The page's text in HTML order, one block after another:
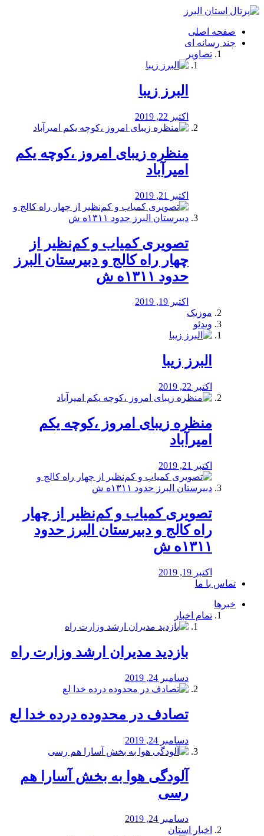
فصد
شرق
تهران
خشکشویی
صفحه اصلی
چند رسانه ای
تصاویر
البرز زیبا
اکتبر 22, 2019
منظره‌‌ زیبای امروز ،کوچه یکم
امیرآباد
اکتبر 21, 2019
️تصویری کمیاب و کم‌نظیر از
چهار راه كالج و دبيرستان البرز
حدود ۱۳۱۱ه ش
اکتبر 19, 2019
موزیک
ویدئو
البرز زیبا
اکتبر 22, 2019
منظره‌‌ زیبای امروز ،کوچه یکم
امیرآباد
اکتبر 21, 2019
️تصویری کمیاب و کم‌نظیر از چهار
راه كالج و دبيرستان البرز حدود
۱۳۱۱ه ش
اکتبر 19, 2019
تماس با ما
خبرها
تمام اخبار
بازدید مدیران ارشد وزارت راه
دسامبر 24, 2019
تصادف در محدوده درده خدا لع
دسامبر 24, 2019
آلودگی هوا به بخش آسارا هم
رسی
دسامبر 24, 2019
اخبار استان